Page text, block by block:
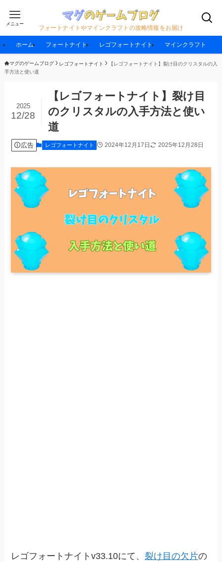
フォートナイトやマインクラフトの攻略情報をお届け
メニュー
ホーム フォートナイト レゴフォートナイト マインクラフト
マグのゲームブログ レゴフォートナイト
【レゴフォートナイト】裂け目のクリスタルの入
手方法と使い道
【レゴフォートナイト】裂け目
のクリスタルの入手方法と使い
道
2025
12/28
広告 レゴフォートナイト 2024年12月17日 2025年12月28日
レゴフォートナイトv33.10にて、裂け目の欠片の